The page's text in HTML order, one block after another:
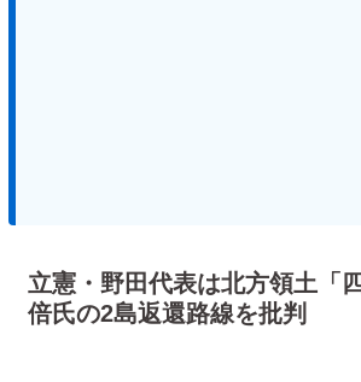
立憲・野田代表は北方領土
倍氏の2島返還路線を批判